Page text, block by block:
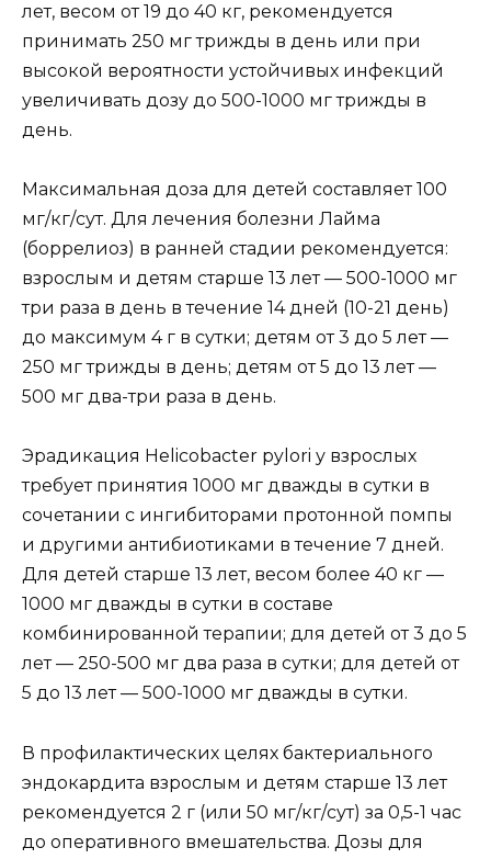
лет, весом от 19 до 40 кг, рекомендуется
принимать 250 мг трижды в день или при
высокой вероятности устойчивых инфекций
увеличивать дозу до 500-1000 мг трижды в
день.
Максимальная доза для детей составляет 100
мг/кг/сут. Для лечения болезни Лайма
(боррелиоз) в ранней стадии рекомендуется:
взрослым и детям старше 13 лет — 500-1000 мг
три раза в день в течение 14 дней (10-21 день)
до максимум 4 г в сутки; детям от 3 до 5 лет —
250 мг трижды в день; детям от 5 до 13 лет —
500 мг два-три раза в день.
Эрадикация Helicobacter pylori у взрослых
требует принятия 1000 мг дважды в сутки в
сочетании с ингибиторами протонной помпы
и другими антибиотиками в течение 7 дней.
Для детей старше 13 лет, весом более 40 кг —
1000 мг дважды в сутки в составе
комбинированной терапии; для детей от 3 до 5
лет — 250-500 мг два раза в сутки; для детей от
5 до 13 лет — 500-1000 мг дважды в сутки.
В профилактических целях бактериального
эндокардита взрослым и детям старше 13 лет
рекомендуется 2 г (или 50 мг/кг/сут) за 0,5-1 час
до оперативного вмешательства. Дозы для